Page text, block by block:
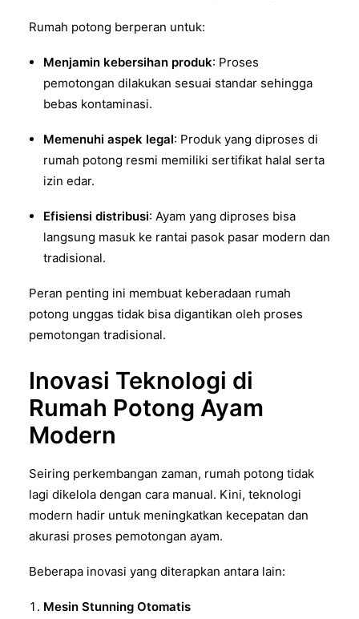
Rumah potong berperan untuk:
Menjamin kebersihan produk: Proses
pemotongan dilakukan sesuai standar sehingga
bebas kontaminasi.
Memenuhi aspek legal: Produk yang diproses di
rumah potong resmi memiliki sertifikat halal serta
izin edar.
Efisiensi distribusi: Ayam yang diproses bisa
langsung masuk ke rantai pasok pasar modern dan
tradisional.
Peran penting ini membuat keberadaan rumah
potong unggas tidak bisa digantikan oleh proses
pemotongan tradisional.
Inovasi Teknologi di
Rumah Potong Ayam
Modern
Seiring perkembangan zaman, rumah potong tidak
lagi dikelola dengan cara manual. Kini, teknologi
modern hadir untuk meningkatkan kecepatan dan
akurasi proses pemotongan ayam.
Beberapa inovasi yang diterapkan antara lain:
Mesin Stunning Otomatis